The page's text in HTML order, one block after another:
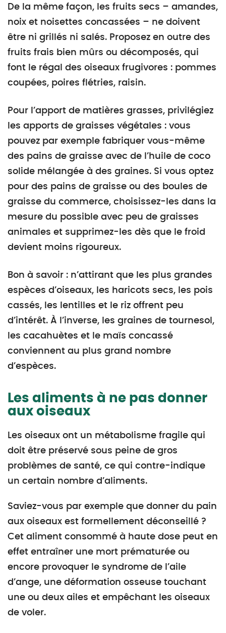
De la même façon, les fruits secs – amandes,
noix et noisettes concassées – ne doivent
être ni grillés ni salés. Proposez en outre des
fruits frais bien mûrs ou décomposés, qui
font le régal des oiseaux frugivores : pommes
coupées, poires flétries, raisin.
Pour l’apport de matières grasses, privilégiez
les apports de graisses végétales : vous
pouvez par exemple fabriquer vous-même
des pains de graisse avec de l’huile de coco
solide mélangée à des graines. Si vous optez
pour des pains de graisse ou des boules de
graisse du commerce, choisissez-les dans la
mesure du possible avec peu de graisses
animales et supprimez-les dès que le froid
devient moins rigoureux.
Bon à savoir : n’attirant que les plus grandes
espèces d’oiseaux, les haricots secs, les pois
cassés, les lentilles et le riz offrent peu
d’intérêt. À l’inverse, les graines de tournesol,
les cacahuètes et le maïs concassé
conviennent au plus grand nombre
d’espèces.
Les aliments à ne pas donner
aux oiseaux
Les oiseaux ont un métabolisme fragile qui
doit être préservé sous peine de gros
problèmes de santé, ce qui contre-indique
un certain nombre d’aliments.
Saviez-vous par exemple que donner du pain
aux oiseaux est formellement déconseillé ?
Cet aliment consommé à haute dose peut en
effet entraîner une mort prématurée ou
encore provoquer le syndrome de l’aile
d’ange, une déformation osseuse touchant
une ou deux ailes et empêchant les oiseaux
de voler.